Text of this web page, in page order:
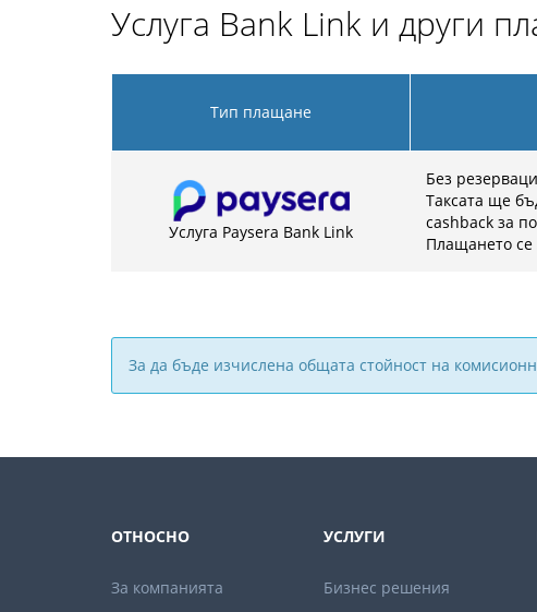
Услуга Bank Link и други
Тип плащане
Услуга Paysera Bank Link
Без
Таксата ще
cashback за
Плащането се
За да бъде изчислена общата стойност на
ОТНОСНО
За компанията
УСЛУГИ
Бизнес решения